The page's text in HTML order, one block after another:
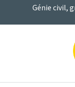
Génie civil,